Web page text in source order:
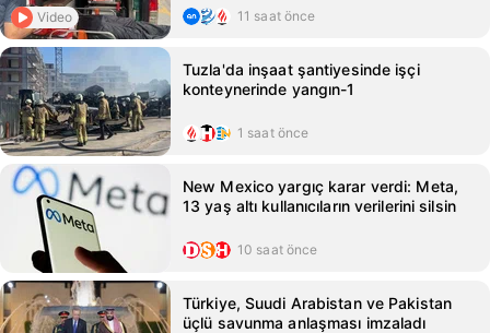
Video 11 saat önce
Tuzla'da inşaat şantiyesinde işçi
konteynerinde yangın-1
1 saat önce
New Mexico yargıç karar verdi: Meta,
13 yaş altı kullanıcıların verilerini silsin
10 saat önce
Türkiye, Suudi Arabistan ve Pakistan
üçlü savunma anlaşması imzaladı